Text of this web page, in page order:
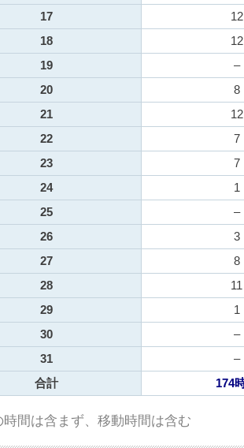
17
12
18
12
19
–
20
8
21
12
22
7
23
7
24
1
25
–
26
3
27
8
28
11
29
1
30
–
31
–
合計
174
時間は含まず、移動時間は含む